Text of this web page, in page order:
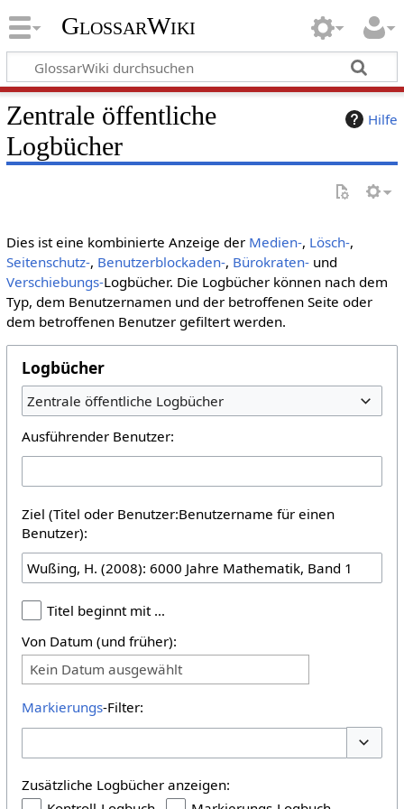
GlossarWiki
Hilfe
Zentrale öffentliche
Logbücher
Dies ist eine kombinierte Anzeige der Medien-, Lösch-,
Seitenschutz-, Benutzerblockaden-, Bürokraten-und
Verschiebungs-Logbücher. Die Logbücher können nach dem
Typ, dem Benutzernamen und der betroffenen Seite oder
dem betroffenen Benutzer gefiltert werden.
Logbücher
Zentrale öffentliche Logbücher
Ausführender Benutzer:
Ziel (Titel oder Benutzer:Benutzername für einen
Benutzer):
Titel beginnt mit …
Von Datum (und früher):
Kein Datum ausgewählt
Markierungs-Filter:
Zusätzliche Logbücher anzeigen: